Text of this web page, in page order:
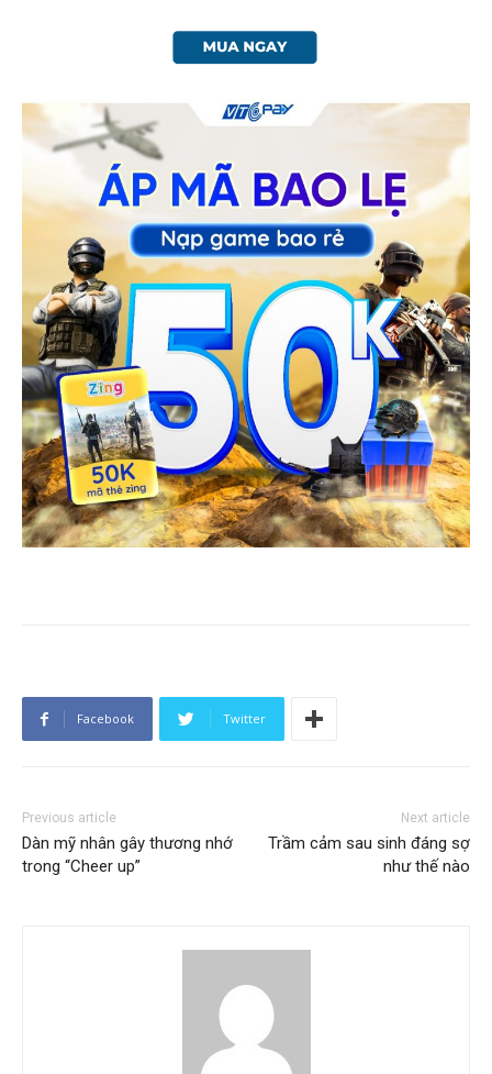
Facebook Twitter
Previous article
Dàn mỹ nhân gây thương nhớ
trong “Cheer up”
Next article
Trầm cảm sau sinh đáng sợ
như thế nào